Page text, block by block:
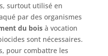
surtout utilisé en
par des organismes
du boisà vocation
sont nécessaires.
pour combattre les